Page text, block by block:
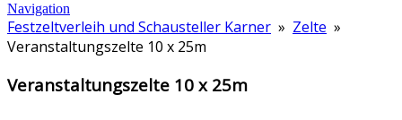
Navigation
Festzeltverleih und Schausteller Karner » Zelte »
Veranstaltungszelte 10 x 25m
Veranstaltungszelte 10 x 25m